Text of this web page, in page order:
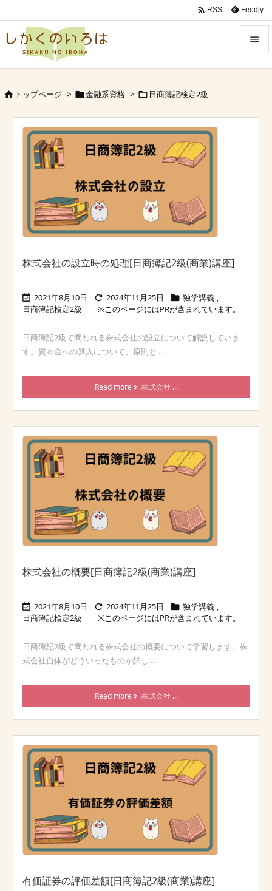


 RSS Feedly
 トップページ > 金融系資格 >  日商簿記検定2級
株式会社の設立時の処理[日商簿記2級(商業)講座]
 2021年8月10日  2024年11月25日  独学講義 ,
日商簿記検定2級
日商簿記2級で問われる株式会社の設立について解説していま
す。資本金への算入について、原則と ...
Read more 株式会社 ...
株式会社の概要[日商簿記2級(商業)講座]
 2021年8月10日  2024年11月25日  独学講義 ,
日商簿記検定2級
日商簿記2級で問われる株式会社の概要について学習します。株
式会社自体がどういったものか詳し ...
Read more 株式会社 ...
有価証券の評価差額[日商簿記2級(商業)講座]